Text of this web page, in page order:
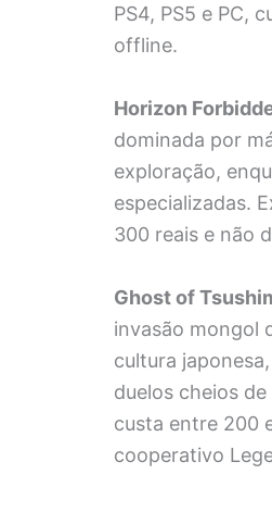
PS4, PS5 e PC,
offline.
Horizon
dominada por
exploração,
especializadas.
300 reais e não
Ghost of
invasão mongol
cultura
duelos cheios
custa entre 200
cooperativo